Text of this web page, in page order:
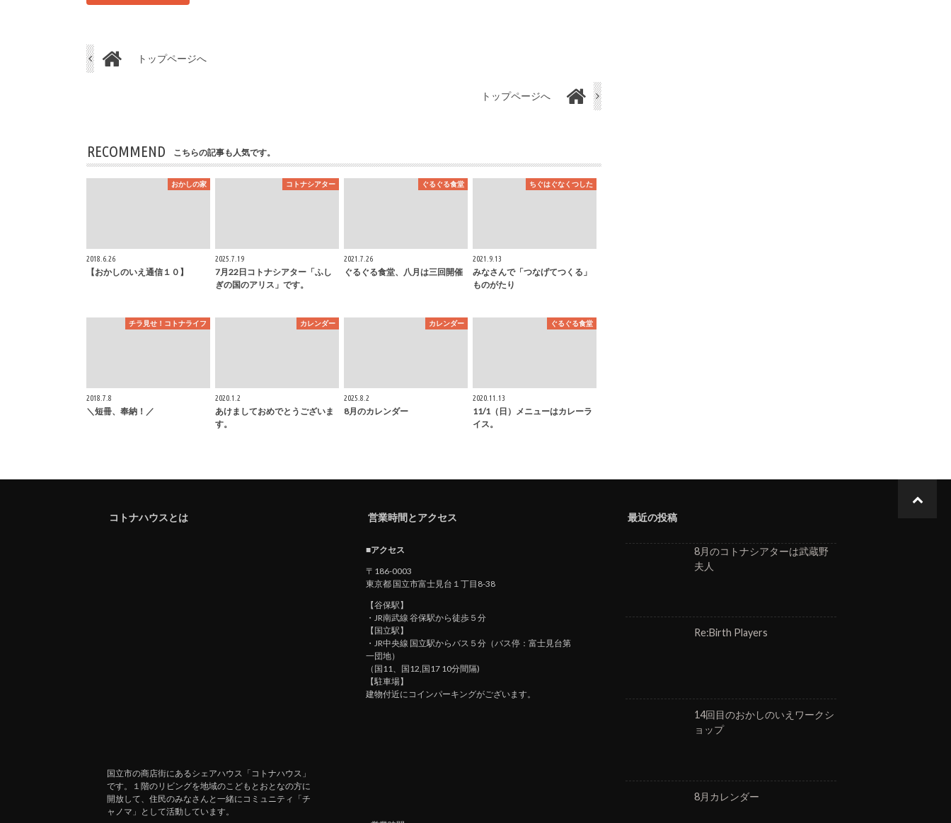
トップページへ
トップページへ
RECOMMEND こちらの記事も人気です。
おかしの家
2018.6.26
【おかしのいえ通信１０】
コトナシアター
2025.7.19
7月22日コトナシアター「ふし
ぎの国のアリス」です。
ぐるぐる食堂
2021.7.26
ぐるぐる食堂、八月は三回開催
ちぐはぐなくつした
2021.9.13
みなさんで「つなげてつくる」
ものがたり
チラ見せ！コトナライフ
2018.7.8
＼短冊、奉納！／
カレンダー
2020.1.2
あけましておめでとうございま
す。
カレンダー
2025.8.2
8月のカレンダー
ぐるぐる食堂
2020.11.13
11/1（日）メニューはカレーラ
イス。
コトナハウスとは
国立市の商店街にあるシェアハウス「コトナハウス」
です。１階のリビングを地域のこどもとおとなの方に
開放して、住民のみなさんと一緒にコミュニティ「チ
ャノマ」として活動しています。
営業時間とアクセス
■アクセス
〒186-0003
東京都 国立市富士見台１丁目8-38
【谷保駅】
・JR南武線 谷保駅から徒歩５分
【国立駅】
・JR中央線 国立駅からバス５分（バス停：富士見台第
一団地）
（国11、国12,国17 10分間隔)
【駐車場】
建物付近にコインパーキングがございます。
最近の投稿
8月のコトナシアターは武蔵野
夫人
Re:Birth Players
14回目のおかしのいえワークシ
ョップ
8月カレンダー